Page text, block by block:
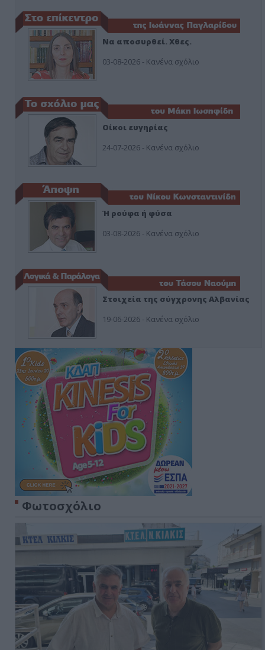
Να αποσυρθεί. Χθες.
03-08-2026 - Κανένα σχόλιο
Οίκοι ευγηρίας
24-07-2026 - Κανένα σχόλιο
Ή ρούφα ή φύσα
03-08-2026 - Κανένα σχόλιο
Στοιχεία της σύγχρονης Αλβανίας
19-06-2026 - Κανένα σχόλιο
Φωτοσχόλιο